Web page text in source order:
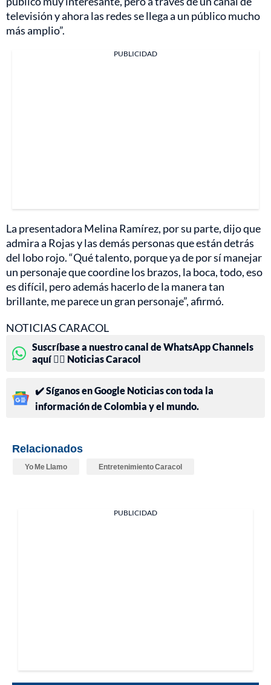
televisión y ahora las redes se llega a un público mucho
más amplio”.
PUBLICIDAD
La presentadora Melina Ramírez, por su parte, dijo que
admira a Rojas y las demás personas que están detrás
del lobo rojo. “Qué talento, porque ya de por sí manejar
un personaje que coordine los brazos, la boca, todo, eso
es difícil, pero además hacerlo de la manera tan
brillante, me parece un gran personaje”, afirmó.
NOTICIAS CARACOL
Suscríbase a nuestro canal de WhatsApp Channels
aquí 👉🏻 Noticias Caracol
✔️ Síganos en Google Noticias con toda la
información de Colombia y el mundo.
Relacionados
Yo Me Llamo Entretenimiento Caracol
PUBLICIDAD